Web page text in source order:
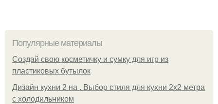
Популярные материалы
Создай свою косметичку и сумку для игр из
пластиковых бутылок
Дизайн кухни 2 на . Выбор стиля для кухни 2х2 метра
с холодильником